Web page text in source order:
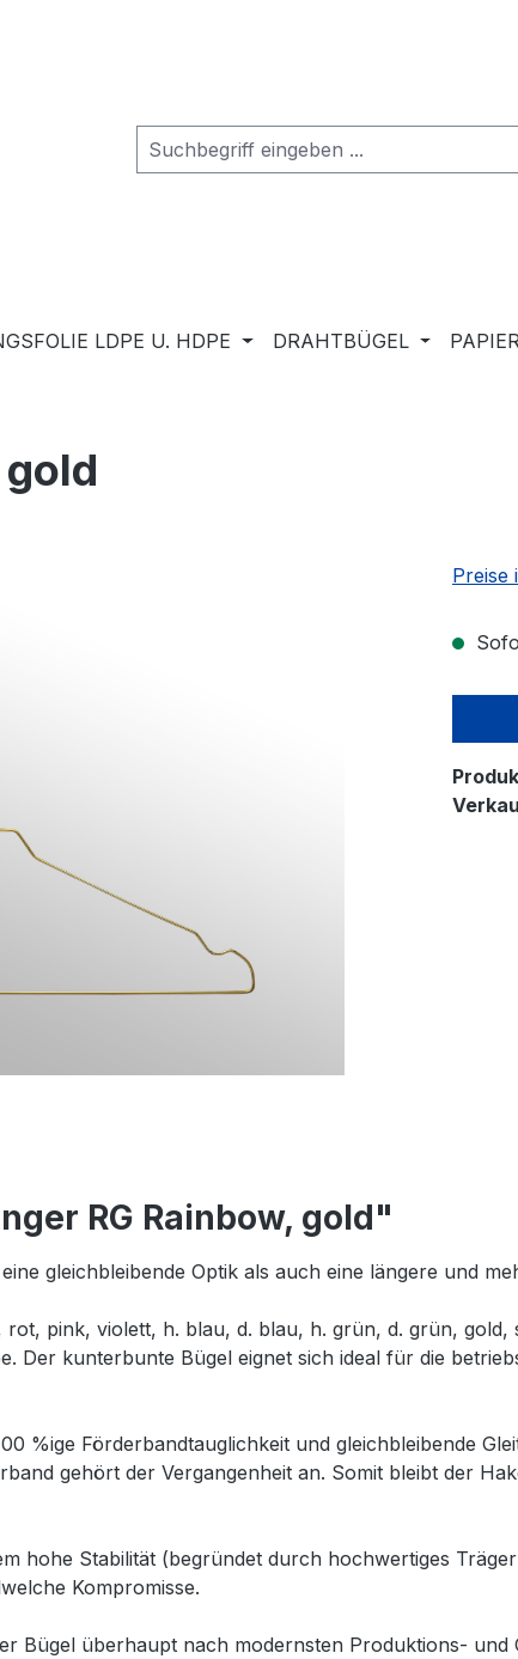
LDPE U. HDPE DRAHTBÜGEL
Preise
RG Rainbow, gold"
gleichbleibende Optik als auch eine längere und
pink, violett, h. blau, d. blau, h. grün, d. grün,
Der kunterbunte Bügel eignet sich ideal für die
%ige Förderbandtauglichkeit und gleichbleibende
gehört der Vergangenheit an. Somit bleibt der
hohe Stabilität (begründet durch hochwertiges
Kompromisse.
Bügel überhaupt nach modernsten Produktions-